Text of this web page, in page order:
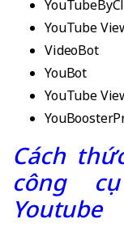
YouTube
VideoBot
YouBot
YouTube
Cách
công
Youtube